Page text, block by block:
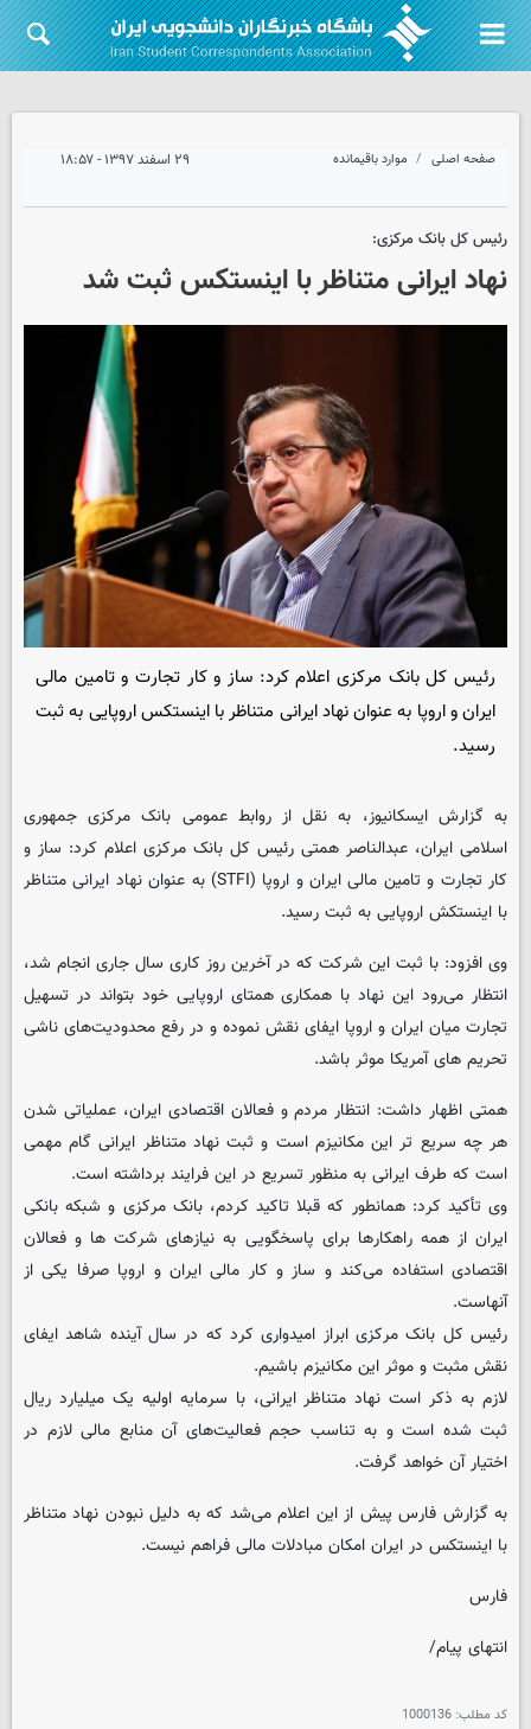
صفحه اصلی موارد باقیمانده ۲۹ اسفند ۱۳۹۷ - ۱۸:۵۷
رئیس کل بانک مرکزی:
نهاد ایرانی متناظر با اینستکس ثبت شد
رئیس کل بانک مرکزی اعلام کرد: ساز و کار تجارت و تامین مالی
ایران و اروپا به عنوان نهاد ایرانی متناظر با اینستکس اروپایی به ثبت
رسید.
به گزارش ایسکانیوز، به نقل از روابط عمومی بانک مرکزی جمهوری
اسلامی ایران، عبدالناصر همتی رئیس کل بانک مرکزی اعلام کرد: ساز و
کار تجارت و تامین مالی ایران و اروپا (STFI) به عنوان نهاد ایرانی متناظر
با اینستکش اروپایی به ثبت رسید.
وی افزود: با ثبت این شرکت که در آخرین روز کاری سال جاری انجام شد،
انتظار می‌رود این نهاد با همکاری همتای اروپایی خود بتواند در تسهیل
تجارت میان ایران و اروپا ایفای نقش نموده و در رفع محدودیت‌های ناشی
تحریم های آمریکا موثر باشد.
همتی اظهار داشت: انتظار مردم و فعالان اقتصادی ایران، عملیاتی شدن
هر چه سریع تر این مکانیزم است و ثبت نهاد متناظر ایرانی گام مهمی
است که طرف ایرانی به منظور تسریع در این فرایند برداشته است.
وی تأکید کرد: همانطور که قبلا تاکید کردم، بانک مرکزی و شبکه بانکی
ایران از همه راهکارها برای پاسخگویی به نیازهای شرکت ها و فعالان
اقتصادی استفاده می‌کند و ساز و کار مالی ایران و اروپا صرفا یکی از
آنهاست.
رئیس کل بانک مرکزی ابراز امیدواری کرد که در سال آینده شاهد ایفای
نقش مثبت و موثر این مکانیزم باشیم.
لازم به ذکر است نهاد متناظر ایرانی، با سرمایه اولیه یک میلیارد ریال
ثبت شده است و به تناسب حجم فعالیت‌های آن منابع مالی لازم در
اختیار آن خواهد گرفت.
به گزارش فارس پیش از این اعلام می‌شد که به دلیل نبودن نهاد متناظر
با اینستکس در ایران امکان مبادلات مالی فراهم نیست.
فارس
انتهای پیام/
کد مطلب: 1000136